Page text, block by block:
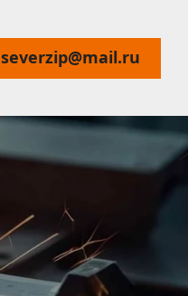
severzip@mail.ru